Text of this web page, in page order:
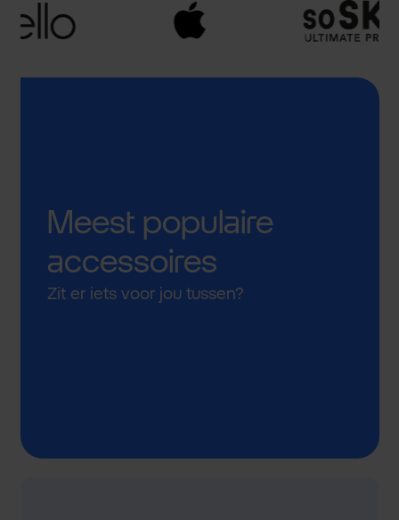
Meest populaire
accessoires
Zit er iets voor jou tussen?